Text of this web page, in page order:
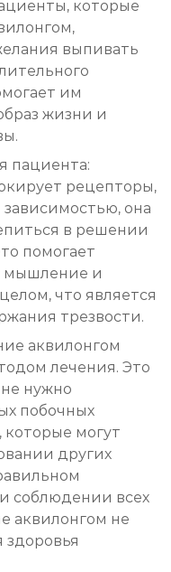
которые
выпивать
им
жизни и
пациента:
рецепторы,
зависимостью, она
в решении
помогает
мышление и
что является
трезвости.
аквилонгом
лечения. Это
нужно
побочных
которые могут
других
соблюдении всех
аквилонгом не
здоровья